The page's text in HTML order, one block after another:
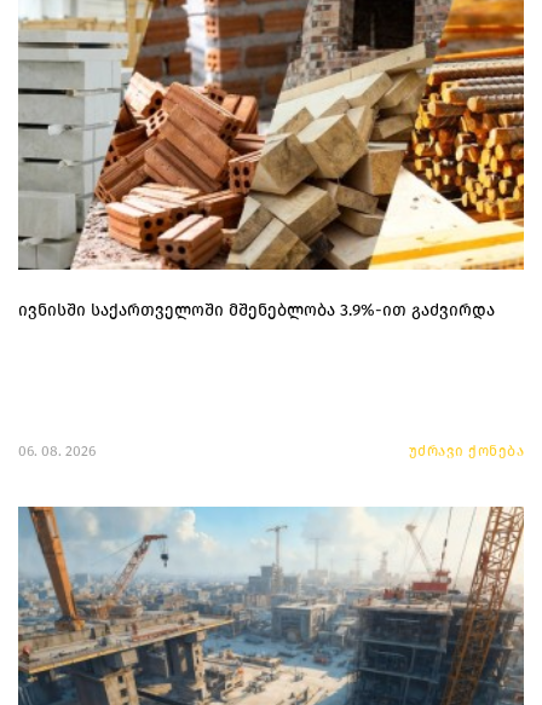
ივნისში საქართველოში მშენებლობა 3.9%-ით გაძვირდა
06. 08. 2026 უძრავი ქონება